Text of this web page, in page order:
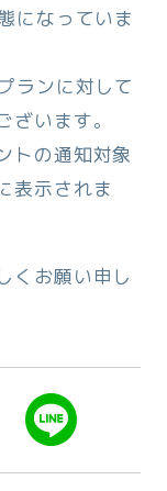
になっていま
ランに対して
います。
トの通知対象
表示されま
くお願い申し